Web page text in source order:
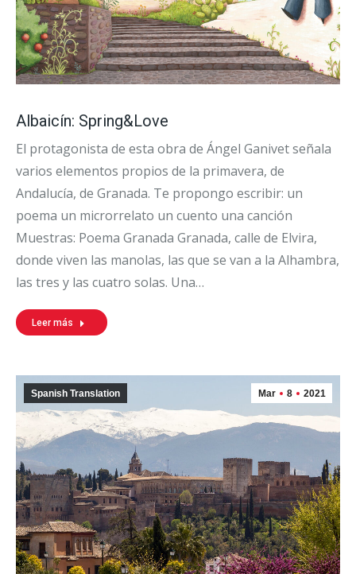
Albaicín: Spring&Love
El protagonista de esta obra de Ángel Ganivet señala
varios elementos propios de la primavera, de
Andalucía, de Granada. Te propongo escribir: un
poema un microrrelato un cuento una canción
Muestras: Poema Granada Granada, calle de Elvira,
donde viven las manolas, las que se van a la Alhambra,
las tres y las cuatro solas. Una…
Leer más
Mar 8 2021
Spanish Translation